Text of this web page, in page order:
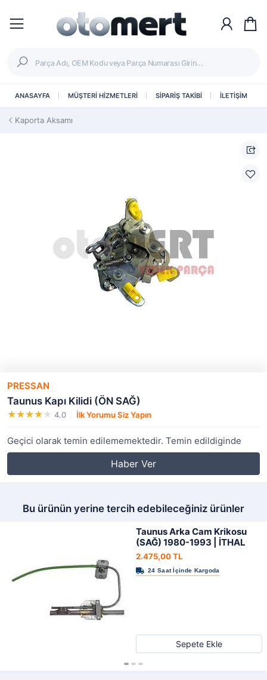
ANASAYFA MÜŞTERİ HİZMETLERİ SİPARİŞ TAKİBİ İLETİŞİM
Kaporta Aksamı
PRESSAN
Taunus Kapı Kilidi (ÖN SAĞ)
4.0 İlk Yorumu Siz Yapın
Geçici olarak temin edilememektedir. Temin edildiginde
Haber Ver
Bu ürünün yerine tercih edebileceğiniz ürünler
Taunus Arka Cam Krikosu
(SAĞ) 1980-1993 | İTHAL
2.475,00 TL
Sepete Ekle